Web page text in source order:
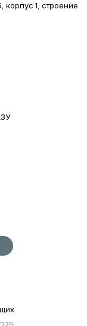
корпус 1, строение